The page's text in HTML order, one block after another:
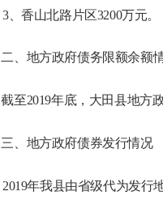
3、香山北路片区3200万元。
二、地方政府债务限额余额
截至2019年底，大田县地方
三、地方政府债券发行情况
2019年我县由省级代为发行